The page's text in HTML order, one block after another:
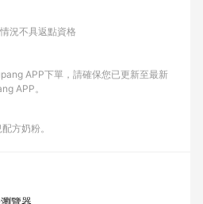
況不具返點資格
APP下單，請確保您已更新至最新
APP。
方奶粉。